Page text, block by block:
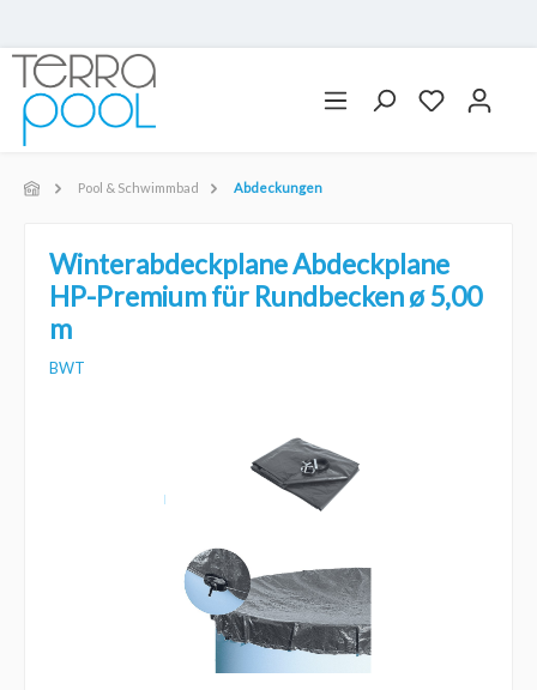
Pool & Schwimmbad Abdeckungen
Winterabdeckplane Abdeckplane
HP-Premium für Rundbecken ø 5,00
m
BWT